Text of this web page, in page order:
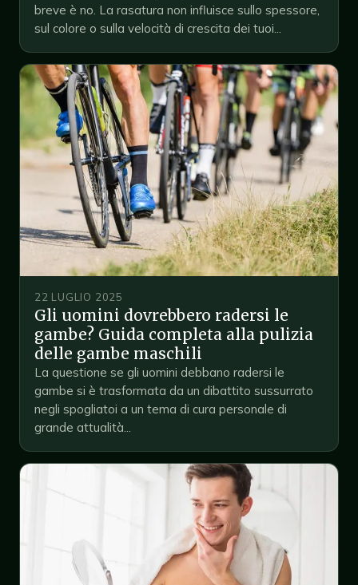
breve è no. La rasatura non influisce sullo spessore,
sul colore o sulla velocità di crescita dei tuoi...
22 LUGLIO 2025
Gli uomini dovrebbero radersi le
gambe? Guida completa alla pulizia
delle gambe maschili
La questione se gli uomini debbano radersi le
gambe si è trasformata da un dibattito sussurrato
negli spogliatoi a un tema di cura personale di
grande attualità...